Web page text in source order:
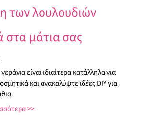
των λουλουδιών
στα μάτια σας
είναι ιδιαίτερα κατάλληλα για
και ανακαλύψτε ιδέες DIY για